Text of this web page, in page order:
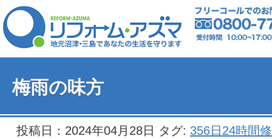
梅雨の味方
投稿日：2024年04月28日 タグ: 356日24時間